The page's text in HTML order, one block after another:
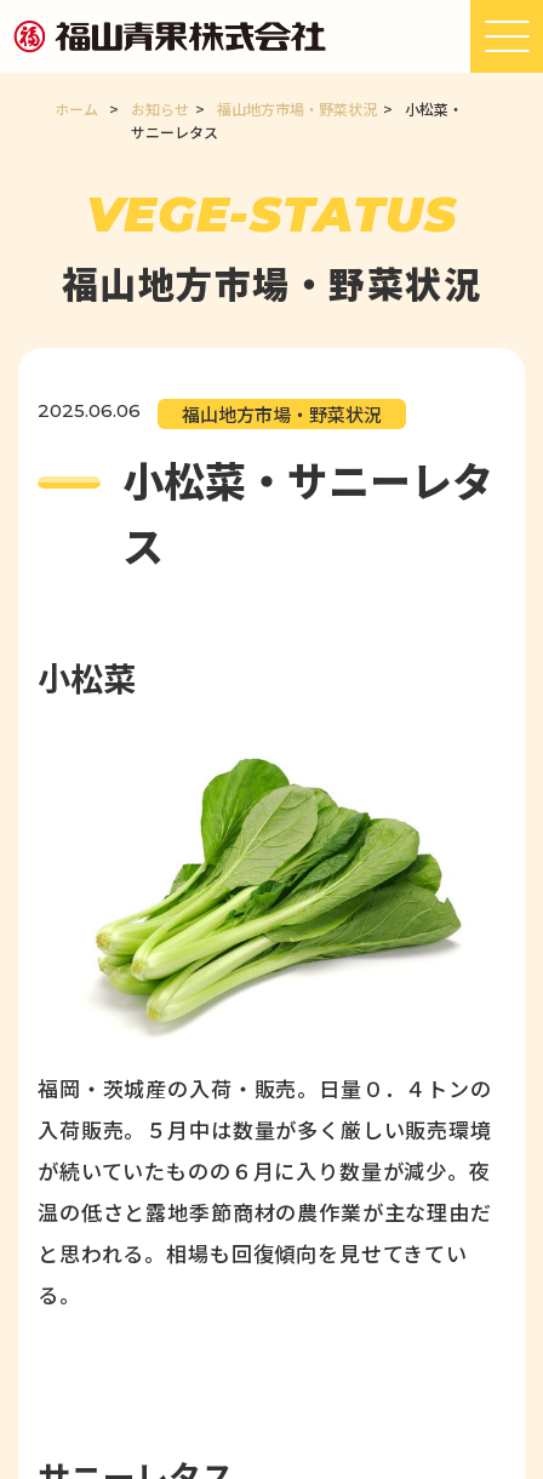
ホーム > お知らせ > 福山地方市場・野菜状況 >
小松菜・
サニーレタス
VEGE-STATUS
福山地方市場・野菜状況
2025.06.06 福山地方市場・野菜状況
小松菜・サニーレタ
ス
小松菜
福岡・茨城産の入荷・販売。日量０．４トンの
入荷販売。５月中は数量が多く厳しい販売環境
が続いていたものの６月に入り数量が減少。夜
温の低さと露地季節商材の農作業が主な理由だ
と思われる。相場も回復傾向を見せてきてい
る。